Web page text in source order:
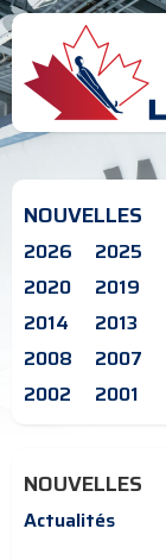
NOUVELLES
2026 2025
2020
2019
2014
2013
2008
2007
2002
2001
NOUVELLES
Actualités